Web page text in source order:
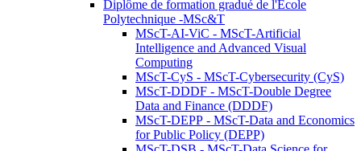
Diplôme de formation gradué de l'Ecole
Polytechnique -MSc&T
MScT-AI-ViC - MScT-Artificial
Intelligence and Advanced Visual
Computing
MScT-CyS - MScT-Cybersecurity (CyS)
MScT-DDDF - MScT-Double Degree
Data and Finance (DDDF)
MScT-DEPP - MScT-Data and Economics
for Public Policy (DEPP)